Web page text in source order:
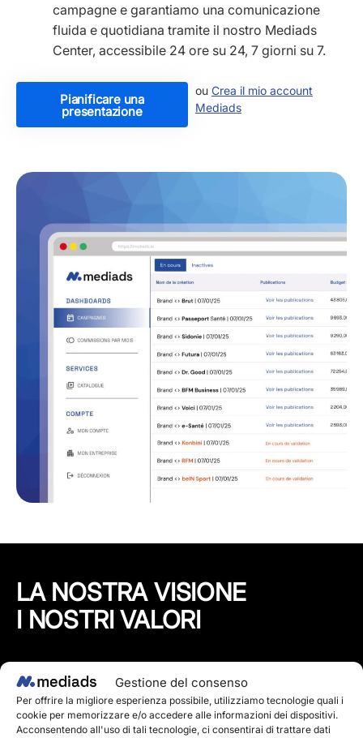
Gestione del consenso
Per offrire la migliore esperienza possibile, utilizziamo tecnologie quali i
cookie per memorizzare e/o accedere alle informazioni dei dispositivi.
Acconsentendo all'uso di tali tecnologie, ci consentirai di trattare dati
campagne e garantiamo una comunicazione
fluida e quotidiana tramite il nostro Mediads
Center, accessibile 24 ore su 24, 7 giorni su 7.
Pianificare una
presentazione
ou Crea il mio account
Mediads
LA NOSTRA VISIONE
I NOSTRI VALORI
Crediamo che insieme siamo sempre più forti ed
efficaci che da soli. Siamo convinti che l'innovazione
di Mediads a creare nuovo valore mettendo in contatto
inserzionisti, media e pubblico sui social network: